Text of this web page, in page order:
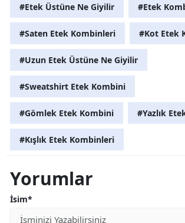
#Etek Üstüne Ne Giyilir #Etek
#Saten Etek Kombinleri #Kot Etek
#Uzun Etek Üstüne Ne Giyilir
#Sweatshirt Etek Kombini
#Gömlek Etek Kombini #Yazlık
#Kışlık Etek Kombinleri
Yorumlar
İsim*